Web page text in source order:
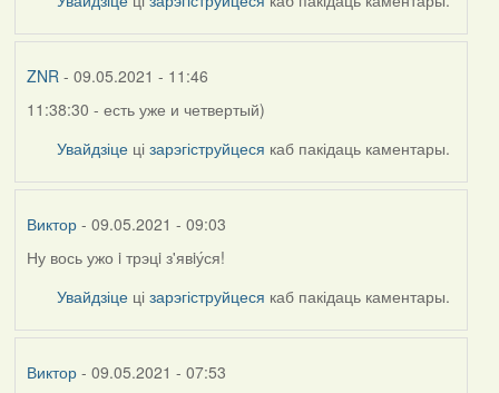
ZNR- 09.05.2021 - 11:46
11:38:30 - есть уже и четвертый)
Увайдзіце цізарэгіструйцеся каб пакідаць каментары.
Виктор- 09.05.2021 - 09:03
Ну вось ужо i трэцi з'явiу́ся!
Увайдзіце цізарэгіструйцеся каб пакідаць каментары.
Виктор- 09.05.2021 - 07:53